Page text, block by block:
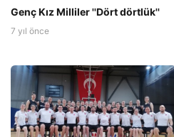
Genç Kız Milliler ''Dört dörtlük''
7 yıl önce